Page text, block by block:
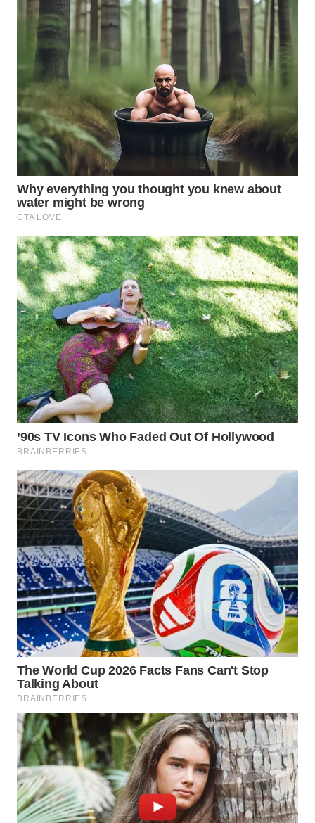
WAHANA
PERSONA
WAHANA
OTOMOTIF
WAHANA
HEALTH
WAHANA
DESA
WISATA
LAPAK
WAHANA
Wahana
Network
KONSUMEN
LISTRIK
MASYARAKAT
KELISTRIKAN
WALINKI
ID
MAWAKA
ID
MARTABAT
NET
PLN
WATCH
MKLI
LPKKI
LKKI
KOPEKLIN
PORTAL